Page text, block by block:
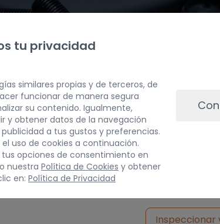
PESO
Inspeccionar
tu privacidad
similares propias y de terceros, de
funcionar de manera segura
su contenido. Igualmente,
y obtener datos de la navegación
a tus gustos y preferencias.
uso de cookies a continuación.
opciones de consentimiento en
nuestra Política de Cookies y obtener
en: Política de Privacidad